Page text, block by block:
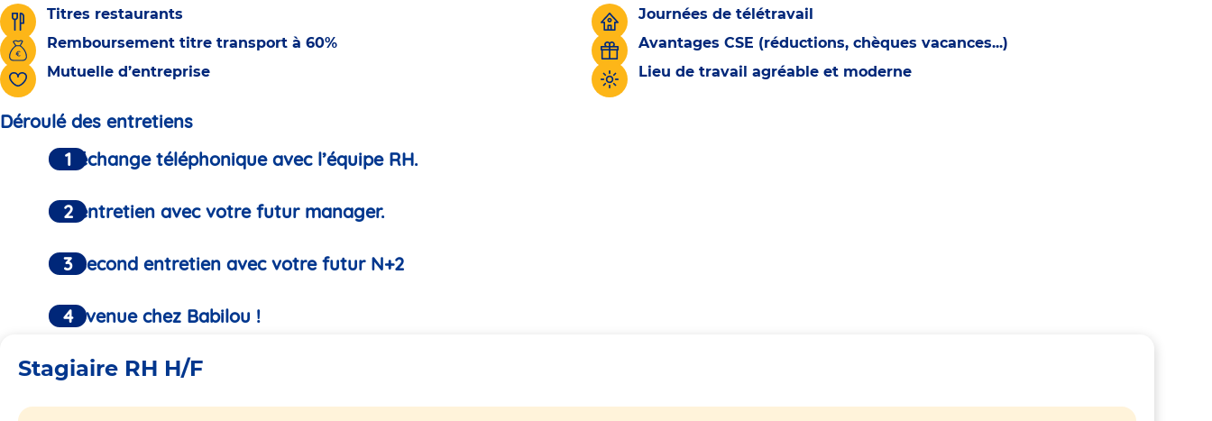
Titres restaurants
Journées de télétravail
Remboursement titre transport à 60%
Avantages CSE (réductions, chèques vacances...)
Mutuelle d’entreprise
Lieu de travail agréable et moderne
Déroulé des entretiens
Un échange téléphonique avec l’équipe RH.
Un entretien avec votre futur manager.
Un second entretien avec votre futur N+2
Bienvenue chez Babilou !
Stagiaire RH H/F